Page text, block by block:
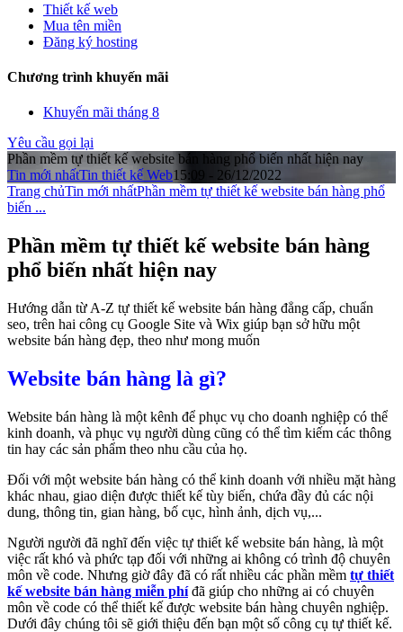
Thiết kế web
Mua tên miền
Đăng ký hosting
Chương trình khuyến mãi
Khuyến mãi tháng 8
Yêu cầu gọi lại
Phần mềm tự thiết kế website bán hàng phổ biến nhất hiện nay
Tin mới nhấtTin thiết kế Web15:09 - 26/12/2022
Trang chủTin mới nhấtPhần mềm tự thiết kế website bán hàng phổ
biến ...
Phần mềm tự thiết kế website bán hàng
phổ biến nhất hiện nay
Hướng dẫn từ A-Z tự thiết kế website bán hàng đẳng cấp, chuẩn
seo, trên hai công cụ Google Site và Wix giúp bạn sở hữu một
website bán hàng đẹp, theo như mong muốn
Website bán hàng là gì?
Website bán hàng là một kênh để phục vụ cho doanh nghiệp có thể
kinh doanh, và phục vụ người dùng cũng có thể tìm kiếm các thông
tin hay các sản phẩm theo nhu cầu của họ.
Đối với một website bán hàng có thể kinh doanh với nhiều mặt hàng
khác nhau, giao diện được thiết kế tùy biến, chứa đầy đủ các nội
dung, thông tin, gian hàng, bố cục, hình ảnh, dịch vụ,...
Người người đã nghĩ đến việc tự thiết kế website bán hàng, là một
việc rất khó và phức tạp đối với những ai không có trình độ chuyên
môn về code. Nhưng giờ đây đã có rất nhiều các phần mềm tự thiết
kế website bán hàng miễn phíđã giúp cho những ai có chuyên
môn về code có thể thiết kế được website bán hàng chuyên nghiệp.
Dưới đây chúng tôi sẽ giới thiệu đến bạn một số công cụ tự thiết kế.